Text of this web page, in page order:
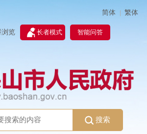
简体 | 繁体
浏览 长者模式 智能问答
搜索